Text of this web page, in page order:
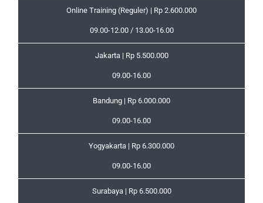
Online Training (Reguler) | Rp 2.600.000
09.00-12.00 / 13.00-16.00
Jakarta | Rp 5.500.000
09.00-16.00
Bandung | Rp 6.000.000
09.00-16.00
Yogyakarta | Rp 6.300.000
09.00-16.00
Surabaya | Rp 6.500.000